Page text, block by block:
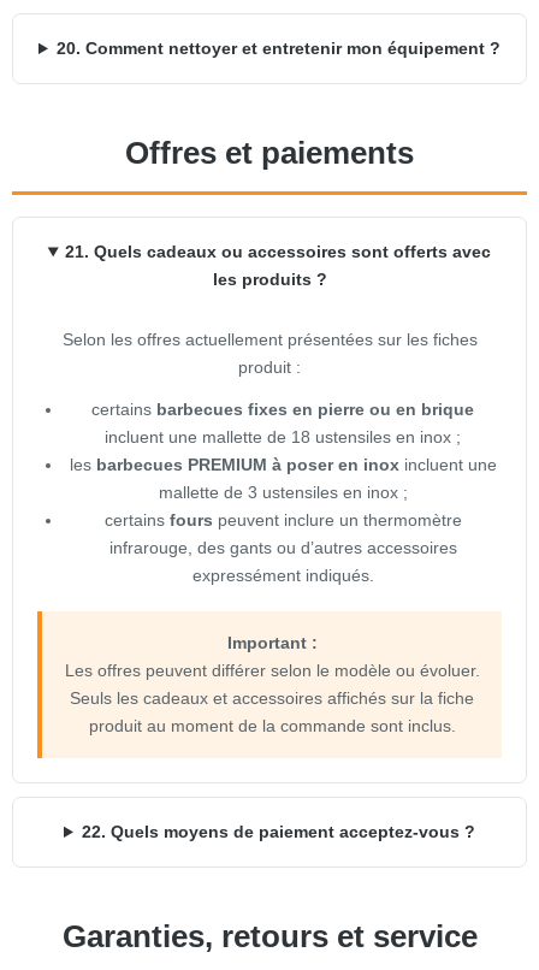
20. Comment nettoyer et entretenir mon équipement ?
Offres et paiements
21. Quels cadeaux ou accessoires sont offerts avec
les produits ?
Selon les offres actuellement présentées sur les fiches
produit :
certains barbecues fixes en pierre ou en brique
incluent une mallette de 18 ustensiles en inox ;
les barbecues PREMIUM à poser en inoxincluent une
mallette de 3 ustensiles en inox ;
certains fours peuvent inclure un thermomètre
infrarouge, des gants ou d’autres accessoires
expressément indiqués.
Important :
Les offres peuvent différer selon le modèle ou évoluer.
Seuls les cadeaux et accessoires affichés sur la fiche
produit au moment de la commande sont inclus.
22. Quels moyens de paiement acceptez-vous ?
Garanties, retours et service